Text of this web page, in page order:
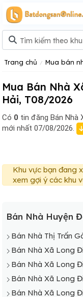
Trang chủ Mua bán
Mua Bán Nhà
Hải, T08/2026
Có 0 tin đăng Bán Nhà
mới nhất 07/08/2026.
Khu vực bạn đang
xem gợi ý các khu
Bán Nhà Huyện
Bán Nhà Thị Trấn
Bán Nhà Xã Long
Bán Nhà Xã Long
Bán Nhà Xã Long
Bán Nhà Xã Long